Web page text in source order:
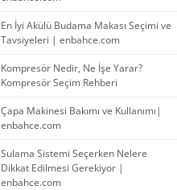
En İyi Akülü Budama Makası Seçimi ve
Tavsiyeleri | enbahce.com
Kompresör Nedir, Ne İşe Yarar?
Kompresör Seçim Rehberi
Çapa Makinesi Bakımı ve Kullanımı|
enbahce.com
Sulama Sistemi Seçerken Nelere
Dikkat Edilmesi Gerekiyor |
enbahce.com